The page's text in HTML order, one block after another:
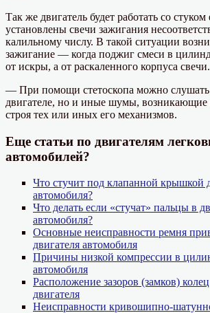
Так же двигатель будет работать со
установлены свечи зажигания
калильному числу. В такой ситуации
зажигание — когда поджиг смеси в
от искры, а от раскаленного корпуса свечи.
— При помощи стетоскопа можно слушать
двигателе, но и иные шумы, возникающие
строя тех или иных его механизмов.
Еще статьи по двигателям
автомобилей?
Что стучит под клапанной крышкой
автомобиля?
Что делать если «стучат» пальцы в
автомобиля?
Основные неисправности ремня
двигателя автомобиля
Причины низкой компрессии в
автомобиля
Расположение зазоров (замков)
двигателя
Неисправности кривошипно-